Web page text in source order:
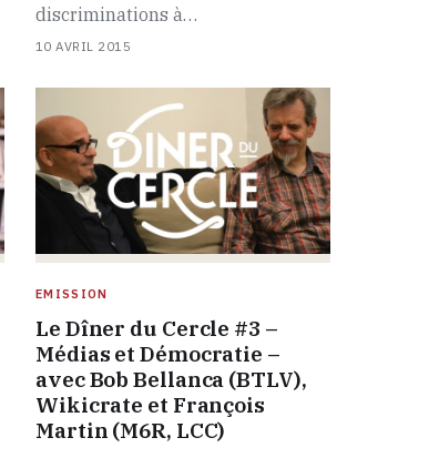
discriminations à…
10 AVRIL 2015
EMISSION
Le Dîner du Cercle #3 –
Médias et Démocratie –
avec Bob Bellanca (BTLV),
Wikicrate et François
Martin (M6R, LCC)